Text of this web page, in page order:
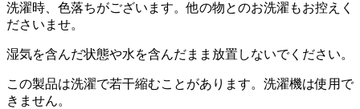
洗濯時、色落ちがございます。他の物とのお洗濯もお控えく
ださいませ。
湿気を含んだ状態や水を含んだまま放置しないでください。
この製品は洗濯で若干縮むことがあります。洗濯機は使用で
きません。